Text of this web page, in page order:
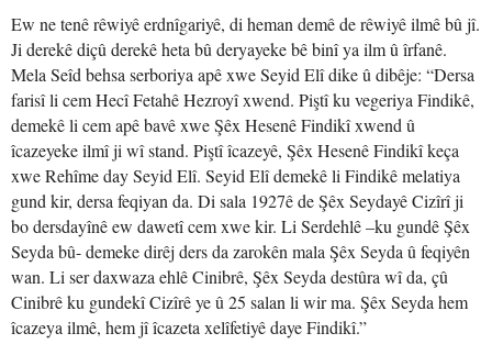
Ew ne tenê rêwiyê erdnîgariyê, di heman demê de rêwiyê ilmê bû jî.
Ji derekê diçû derekê heta bû deryayeke bê binî ya ilm û îrfanê.
Mela Seîd behsa serboriya apê xwe Seyid Elî dike û dibêje: “Dersa
farisî li cem Hecî Fetahê Hezroyî xwend. Piştî ku vegeriya Findikê,
demekê li cem apê bavê xwe Şêx Hesenê Findikî xwend û
îcazeyeke ilmî ji wî stand. Piştî îcazeyê, Şêx Hesenê Findikî keça
xwe Rehîme day Seyid Elî. Seyid Elî demekê li Findikê melatiya
gund kir, dersa feqiyan da. Di sala 1927ê de Şêx Seydayê Cizîrî ji
bo dersdayînê ew dawetî cem xwe kir. Li Serdehlê –ku gundê Şêx
Seyda bû- demeke dirêj ders da zarokên mala Şêx Seyda û feqiyên
wan. Li ser daxwaza ehlê Cinibrê, Şêx Seyda destûra wî da, çû
Cinibrê ku gundekî Cizîrê ye û 25 salan li wir ma. Şêx Seyda hem
îcazeya ilmê, hem jî îcazeta xelîfetiyê daye Findikî.”